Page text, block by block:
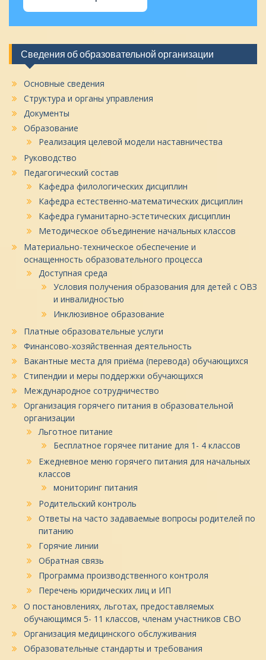
Сведения об образовательной организации
Основные сведения
Структура и органы управления
Документы
Образование
Реализация целевой модели наставничества
Руководство
Педагогический состав
Кафедра филологических дисциплин
Кафедра естественно-математических дисциплин
Кафедра гуманитарно-эстетических дисциплин
Методическое объединение начальных классов
Материально-техническое обеспечение и
оснащенность образовательного процесса
Доступная среда
Условия получения образования для детей с ОВЗ
и инвалидностью
Инклюзивное образование
Платные образовательные услуги
Финансово-хозяйственная деятельность
Вакантные места для приёма (перевода) обучающихся
Стипендии и меры поддержки обучающихся
Международное сотрудничество
Организация горячего питания в образовательной
организации
Льготное питание
Бесплатное горячее питание для 1- 4 классов
Ежедневное меню горячего питания для начальных
классов
мониторинг питания
Родительский контроль
Ответы на часто задаваемые вопросы родителей по
питанию
Горячие линии
Обратная связь
Программа производственного контроля
Перечень юридических лиц и ИП
О постановлениях, льготах, предоставляемых
обучающимся 5- 11 классов, членам участников СВО
Организация медицинского обслуживания
Образовательные стандарты и требования